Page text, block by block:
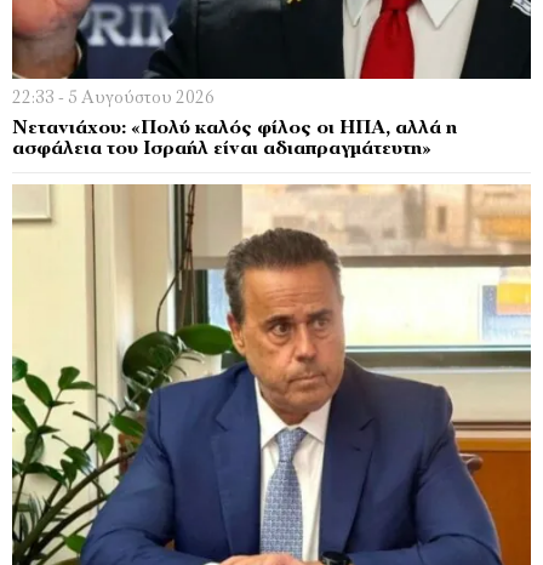
22:33 - 5 Αυγούστου 2026
Νετανιάχου: «Πολύ καλός φίλος οι ΗΠΑ, αλλά η
ασφάλεια του Ισραήλ είναι αδιαπραγμάτευτη»